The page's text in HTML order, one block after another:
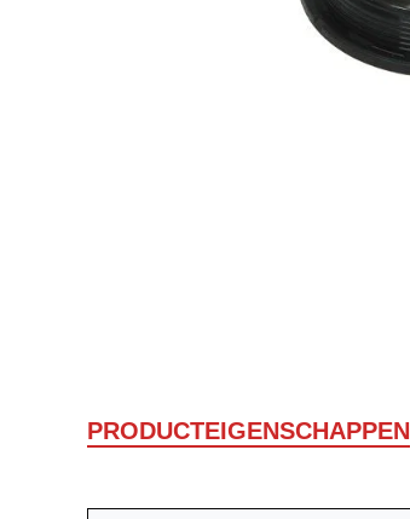
PRODUCTEIGENSCHAPPEN